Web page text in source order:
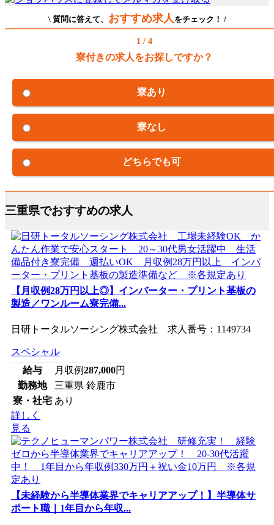
\ 質問に答えて、 おすすめ求人 をチェック！ /
1 / 4
寮付きの求人をお探しですか？
寮あり
寮なし
どちらでも可
三重県でおすすめの求人
【月収例28万円以上◎】インバーター・プリント基板の
製造／ワンルーム寮完備...
日研トータルソーシング株式会社 求人番号：1149734
スペシャル
給与
月収例287,000円
勤務地
三重県 鈴鹿市
寮・社宅 あり
詳しく
見る
【未経験から半導体業界でキャリアアップ！】半導体サ
ポート職｜1年目から年収...